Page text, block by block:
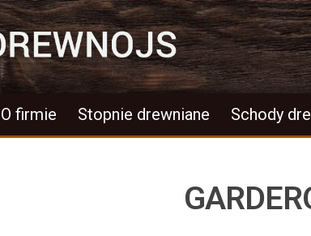
O firmie Stopnie drewniane Schody